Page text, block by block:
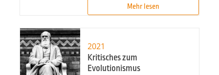
Mehr lesen
2021
Kritisches zum
Evolutionismus